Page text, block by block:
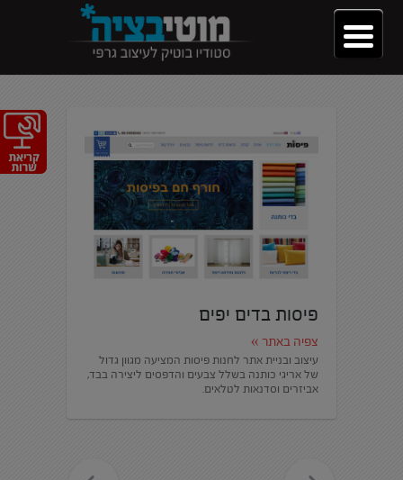
פיסות בדים יפים
צפיה באתר »
עיצוב ובניית אתר לחנות פיסות המציעה מגוון גדול
של אריגי כותנה בשלל צבעים והדפסים ליצירה בבד,
אביזרים וסדנאות לטלאים.